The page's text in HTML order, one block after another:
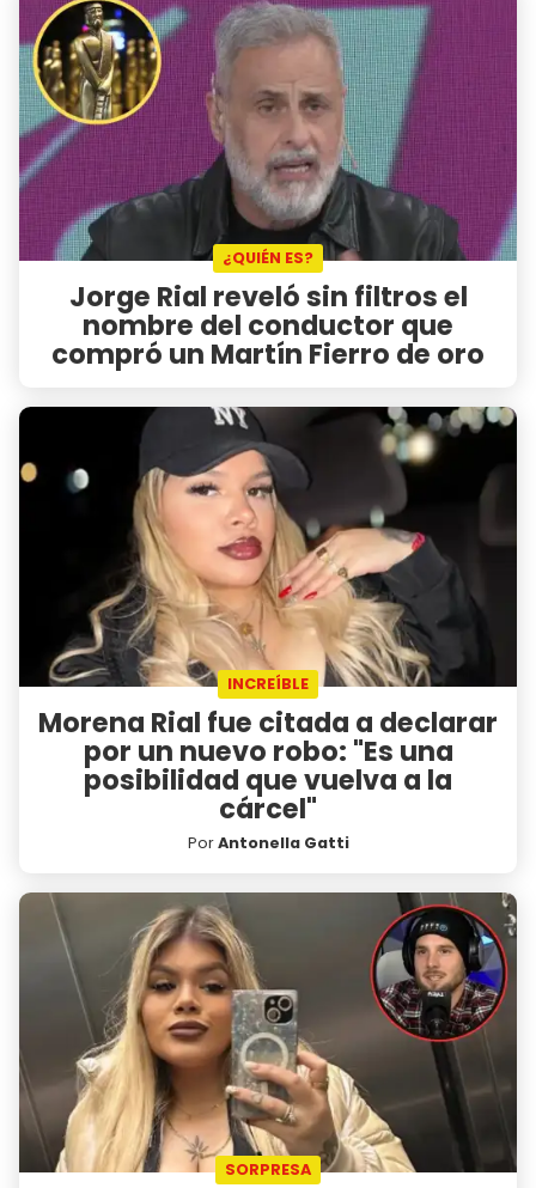
¿QUIÉN ES?
Jorge Rial reveló sin filtros el
nombre del conductor que
compró un Martín Fierro de oro
INCREÍBLE
Morena Rial fue citada a declarar
por un nuevo robo: "Es una
posibilidad que vuelva a la
cárcel"
PorAntonella Gatti
SORPRESA